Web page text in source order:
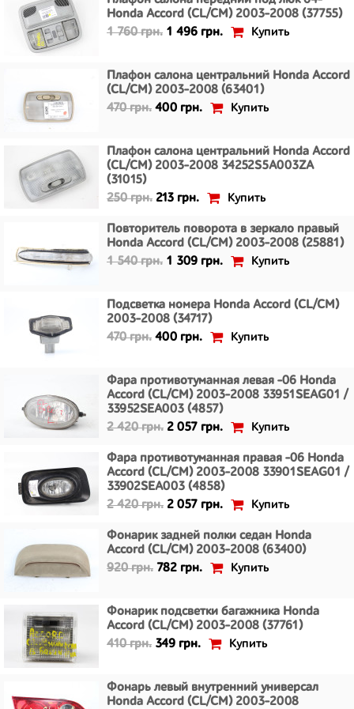
Honda Accord (CL/CM) 2003-2008 (37755)
1 760 грн. 1 496 грн. Купить
Плафон салона центральний Honda Accord
(CL/CM) 2003-2008 (63401)
470 грн. 400 грн. Купить
Плафон салона центральний Honda Accord
(CL/CM) 2003-2008 34252S5A003ZA
(31015)
250 грн. 213 грн. Купить
Повторитель поворота в зеркало правый
Honda Accord (CL/CM) 2003-2008 (25881)
1 540 грн. 1 309 грн. Купить
Подсветка номера Honda Accord (CL/CM)
2003-2008 (34717)
470 грн. 400 грн. Купить
Фара противотуманная левая -06 Honda
Accord (CL/CM) 2003-2008 33951SEAG01 /
33952SEA003 (4857)
2 420 грн. 2 057 грн. Купить
Фара противотуманная правая -06 Honda
Accord (CL/CM) 2003-2008 33901SEAG01 /
33902SEA003 (4858)
2 420 грн. 2 057 грн. Купить
Фонарик задней полки седан Honda
Accord (CL/CM) 2003-2008 (63400)
920 грн. 782 грн. Купить
Фонарик подсветки багажника Honda
Accord (CL/CM) 2003-2008 (37761)
410 грн. 349 грн. Купить
Фонарь левый внутренний универсал
Honda Accord (CL/CM) 2003-2008